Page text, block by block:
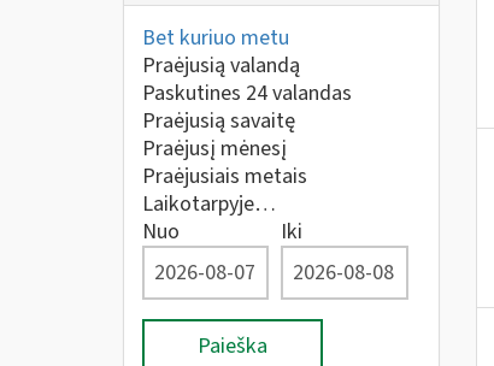
Bet kuriuo metu
Praėjusią valandą
Paskutines 24 valandas
Praėjusią savaitę
Praėjusį mėnesį
Praėjusiais metais
Laikotarpyje…
Nuo
Iki
Paieška